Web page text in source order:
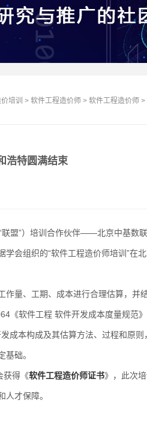
培训 > 软件工程造价师 > 软件工程造价师 >
浩特圆满结束
盟”）培训合作伙伴——北京中基数
会组织的“软件工程造价师培训”在北
量、工期、成本进行合理估算，并
《软件工程 软件开发成本度量规范
成本构成及其估算方法、过程和原则
础。
获得《软件工程造价师证书》，此次
才保障。